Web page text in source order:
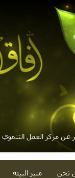
عن مركز العمل
نحن منبر البيئة